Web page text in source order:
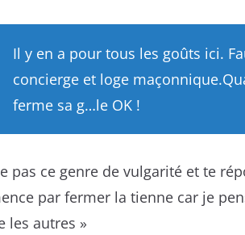
Il y en a pour tous les goûts ici.
concierge et loge
ferme sa g…le OK !
pas ce genre de vulgarité et te
par fermer la tienne car je
les autres »